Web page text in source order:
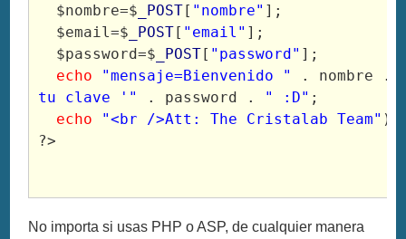
  $nombre=$
_POST[ "nombre" ];
  $email=$
_POST[ "email" ];
  $password=$
_POST[ "password" ];
echo
"mensaje=Bienvenido " . nombre .
tu clave '"
. password . " :D" ;
echo
"<br />Att: The Cristalab Team" );
?>
No importa si usas PHP o ASP, de cualquier manera